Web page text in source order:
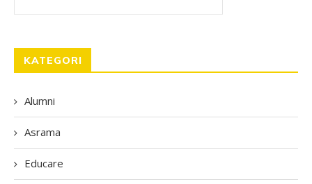
KATEGORI
Alumni
Asrama
Educare